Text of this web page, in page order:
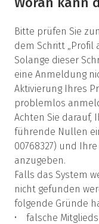
Bitte prüfen Sie
dem Schritt „Profil
Solange dieser
eine Anmeldung
Aktivierung Ihres
problemlos
Achten Sie darauf,
führende Nullen
00768327) und
anzugeben.
Falls das System
nicht gefunden
folgende Gründe
• falsche